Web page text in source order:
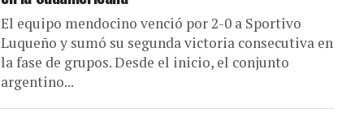
El equipo mendocino venció por 2-0 a Sportivo
Luqueño y sumó su segunda victoria consecutiva en
la fase de grupos. Desde el inicio, el conjunto
argentino...